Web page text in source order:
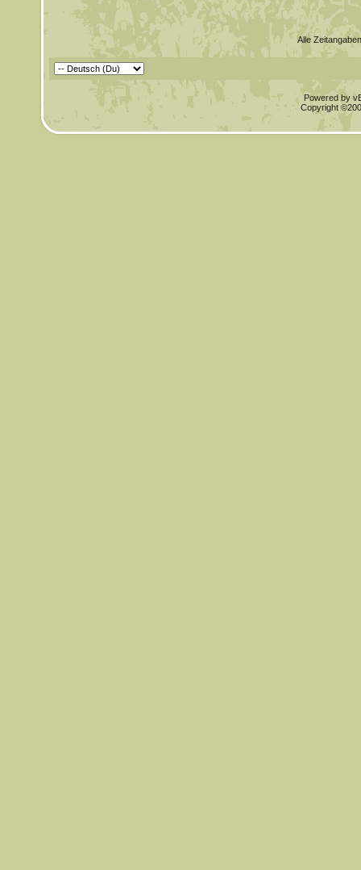
Alle
Powered by
Copyright